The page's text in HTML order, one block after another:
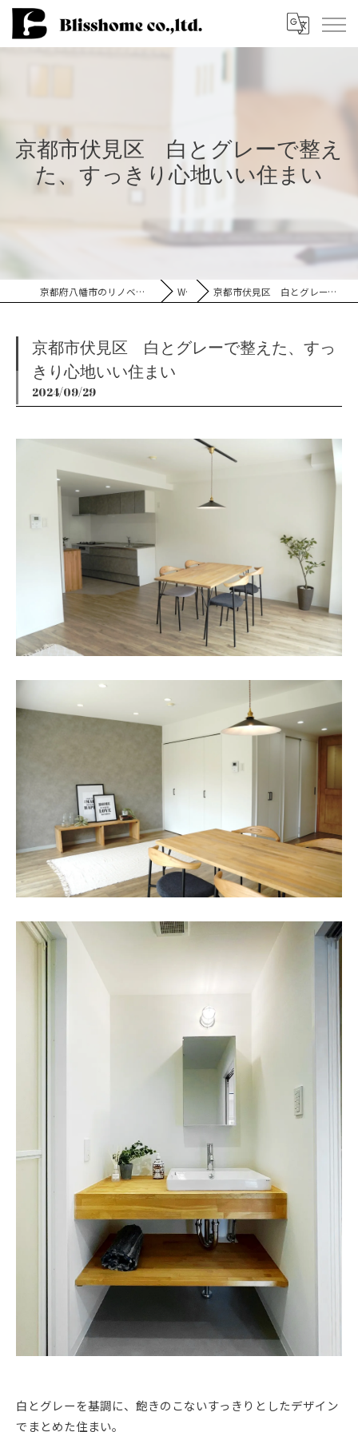
京都市伏見区 白とグレーで整え
た、すっきり心地いい住まい
京都府八幡市のリノベーションなら株式会社Blisshome Works 京都市伏見区 白とグレーで整えた、すっきり心地いい住まい
京都市伏見区 白とグレーで整えた、すっ
きり心地いい住まい
2024/09/29
白とグレーを基調に、飽きのこないすっきりとしたデザイン
でまとめた住まい。